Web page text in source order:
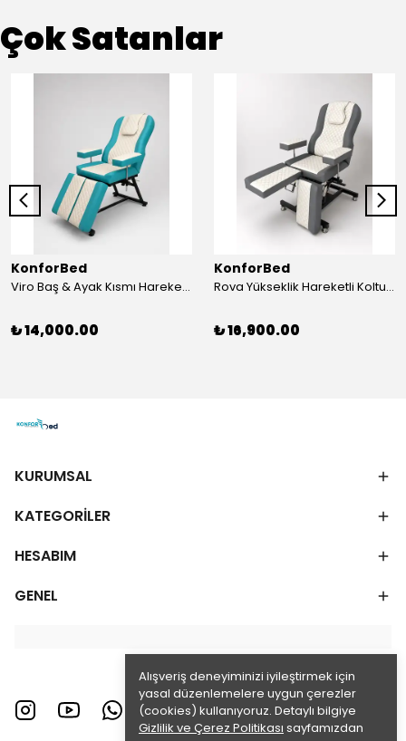
Alışveriş deneyiminizi iyileştirmek için
yasal düzenlemelere uygun çerezler
(cookies) kullanıyoruz. Detaylı bilgiye
Gizlilik ve Çerez Politikası sayfamızdan
Çok Satanlar
KonforBed
Viro Baş & Ayak Kısmı Hareketli Koltuk Çift Bacaklı
₺ 14,000.00
KonforBed
Rova Yükseklik Hareketli Koltuk (Hidrolik) Beyaz-Gri
₺ 16,900.00
KURUMSAL
KATEGORİLER
HESABIM
GENEL